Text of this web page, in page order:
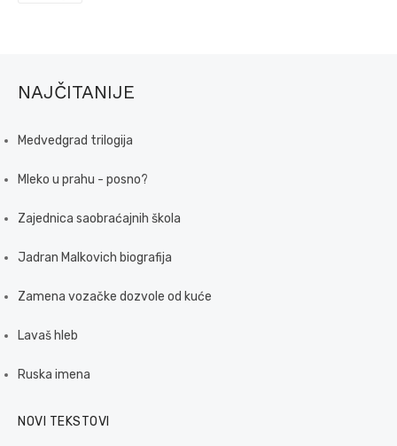
NAJČITANIJE
Medvedgrad trilogija
Mleko u prahu - posno?
Zajednica saobraćajnih škola
Jadran Malkovich biografija
Zamena vozačke dozvole od kuće
Lavaš hleb
Ruska imena
NOVI TEKSTOVI